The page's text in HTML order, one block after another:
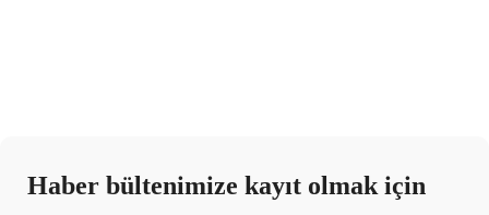
Haber bültenimize kayıt olmak için